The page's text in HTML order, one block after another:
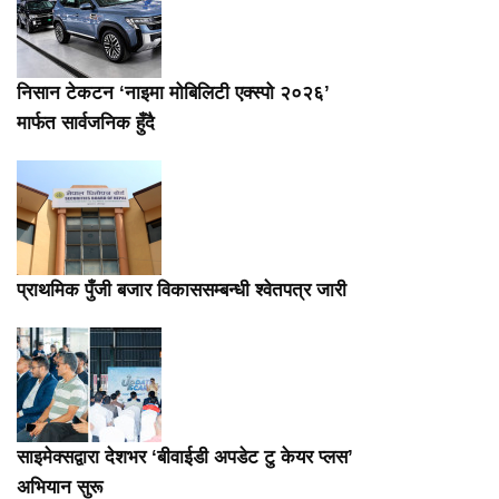
निसान टेकटन ‘नाइमा मोबिलिटी एक्स्पो २०२६’
मार्फत सार्वजनिक हुँदै
प्राथमिक पुँजी बजार विकाससम्बन्धी श्वेतपत्र जारी
साइमेक्सद्वारा देशभर ‘बीवाईडी अपडेट टु केयर प्लस’
अभियान सुरू